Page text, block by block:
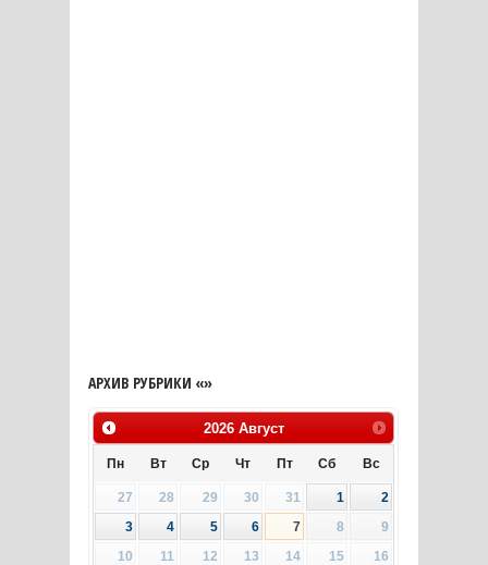
АРХИВ РУБРИКИ «»
2026 Август
Пн Вт Ср Чт Пт Сб Вс
27 28 29 30 31 1
2
3
4 5 6 7 8
9
10
11 12 13 14 15
16